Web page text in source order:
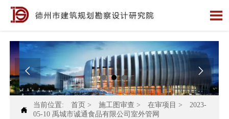

 

当前位置: 首页 > 施工图审查 > 在审项目 >
2023-
05-10 禹城市诚通食品有限公司室外管网